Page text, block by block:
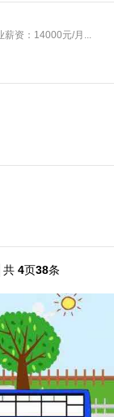
薪资：14000元/月...
共 4页38条